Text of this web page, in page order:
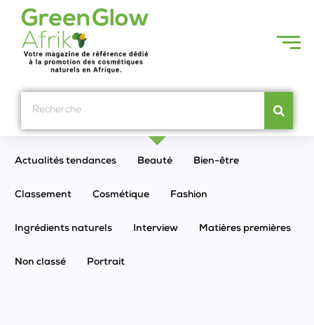
Actualités tendances Beauté Bien-être
Classement Cosmétique Fashion
Ingrédients naturels Interview Matières premières
Non classé Portrait